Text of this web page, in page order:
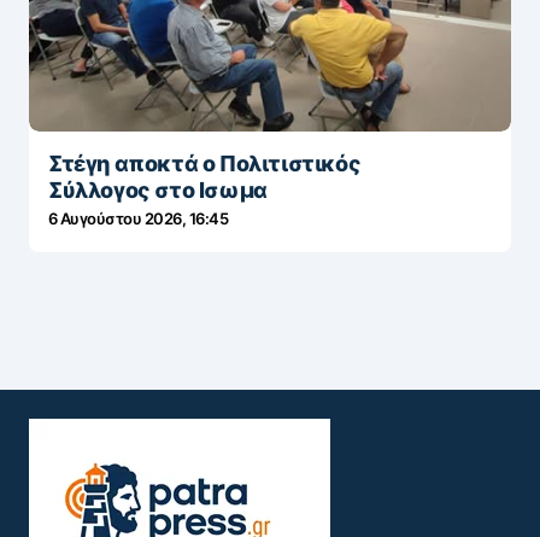
Στέγη αποκτά ο Πολιτιστικός
Σύλλογος στο Ισωμα
6 Αυγούστου 2026, 16:45